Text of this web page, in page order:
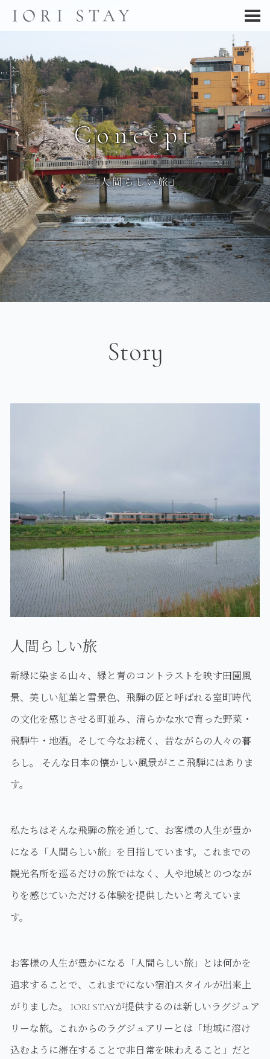
Concept
「人間らしい旅」
Story
人間らしい旅
新緑に染まる山々、緑と青のコントラストを映す田園風
景、美しい紅葉と雪景色、飛騨の匠と呼ばれる室町時代
の文化を感じさせる町並み、清らかな水で育った野菜・
飛騨牛・地酒。そして今なお続く、昔ながらの人々の暮
らし。 そんな日本の懐かしい風景がここ飛騨にはありま
す。
私たちはそんな飛騨の旅を通して、お客様の人生が豊か
になる「人間らしい旅」を目指しています。これまでの
観光名所を巡るだけの旅ではなく、人や地域とのつなが
りを感じていただける体験を提供したいと考えていま
す。
お客様の人生が豊かになる「人間らしい旅」とは何かを
追求することで、これまでにない宿泊スタイルが出来上
がりました。 IORI STAYが提供するのは新しいラグジュア
リーな旅。これからのラグジュアリーとは「地域に溶け
込むように滞在することで非日常を味わえること」だと